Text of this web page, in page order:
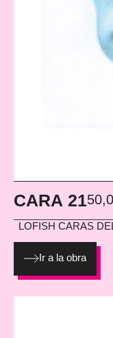
CARA 21
LOFISH CARAS
Ir a la obra